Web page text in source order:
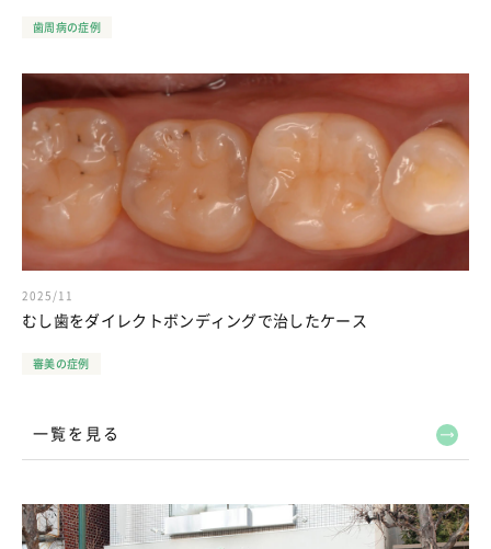
歯周病の症例
2025/11
むし歯をダイレクトボンディングで治したケース
審美の症例
一覧を見る